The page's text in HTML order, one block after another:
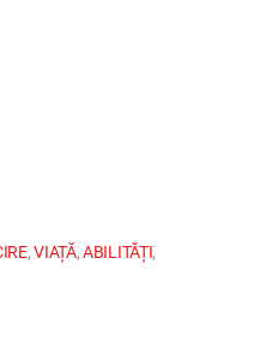
,VIAȚĂ,ABILITĂȚI,